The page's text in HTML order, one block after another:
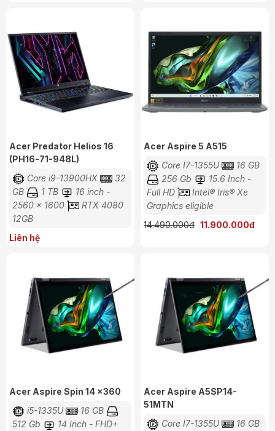
Acer Predator Helios 16
(PH16-71-948L)
Core i9-13900HX
32
GB
1 TB
16 inch -
2560 x 1600
RTX 4080
12GB
Liên hệ
Acer Aspire 5 A515
Core I7-1355U
16 GB
256 Gb
15.6 Inch -
Full HD
Intel® Iris® Xe
Graphics eligible
14.490.000đ 11.900.000đ
Acer Aspire Spin 14 x360
i5-1335U
16 GB
512 Gb
14 Inch - FHD+
Acer Aspire A5SP14-
51MTN
Core I7-1355U
16 GB